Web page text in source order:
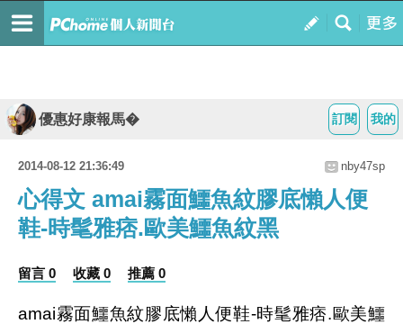
我的
訂閱
優惠好康報馬�
2014-08-12 21:36:49 nby47sp
心得文 amai霧面鱷魚紋膠底懶人便
鞋-時髦雅痞.歐美鱷魚紋黑
留言 0 收藏 0 推薦 0
amai霧面鱷魚紋膠底懶人便鞋-時髦雅痞.歐美鱷